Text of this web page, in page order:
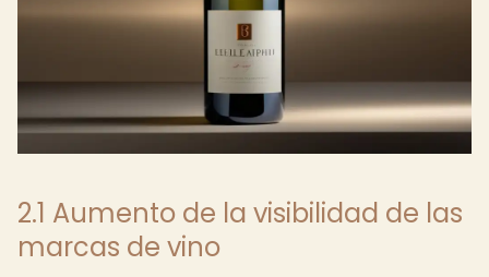
2.1 Aumento de la visibilidad de las
marcas de vino